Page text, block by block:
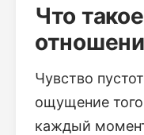
Что
Чувство
ощущение
каждый